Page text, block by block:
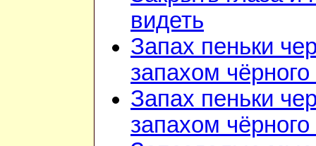
видеть
Запах пеньки
запахом
Запах пеньки
запахом